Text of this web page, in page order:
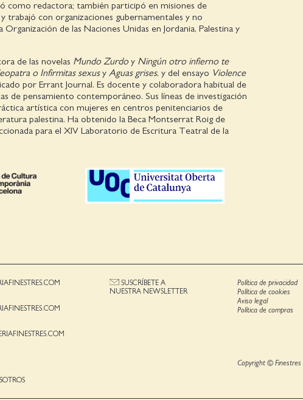
como redactora; también participó en misiones de
trabajó con organizaciones gubernamentales y no
de las Naciones Unidas en Jordania, Palestina y
de las novelas Mundo Zurdoy Ningún otro infierno te
o Infirmitas sexusy Aguas grises, y del ensayo Violence
por Errant Journal. Es docente y colaboradora habitual de
de pensamiento contemporáneo. Sus líneas de investigación
artística con mujeres en centros penitenciarios de
palestina. Ha obtenido la Beca Montserrat Roig de
para el XIV Laboratorio de Escritura Teatral de la
SUSCRÍBETE A
NUESTRA NEWSLETTER
Política de privacidad
Política de cookies
Aviso legal
Política de compras
Copyright © Finestres